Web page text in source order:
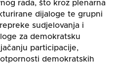
rada, što kroz plenarna
dijaloge te grupni
sudjelovanja i
za demokratsku
participacije,
demokratskih